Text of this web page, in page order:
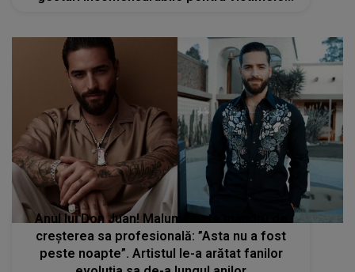
Anul lui Don Juan! Maluma este mândru de
creșterea sa profesională: ”Asta nu a fost
peste noapte”. Artistul le-a arătat fanilor
evoluția sa de-a lungul anilor
STIRI MONDENE